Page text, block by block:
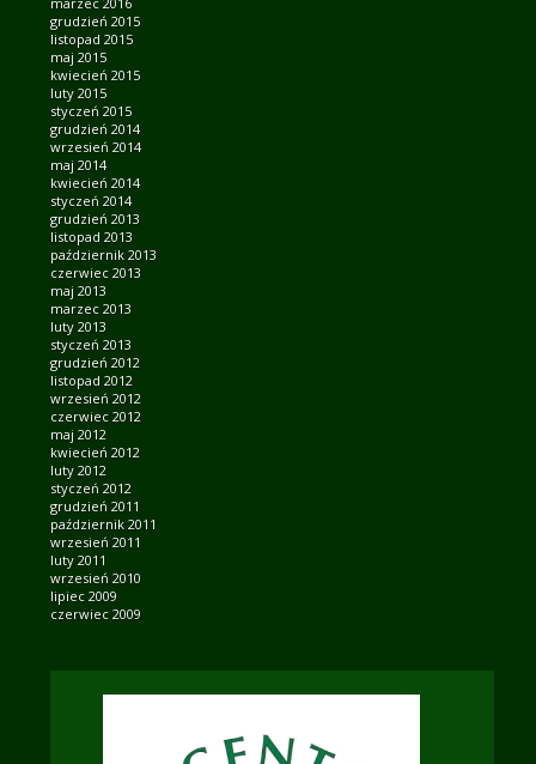
grudzień 2015
listopad 2015
maj 2015
kwiecień 2015
luty 2015
styczeń 2015
grudzień 2014
wrzesień 2014
maj 2014
kwiecień 2014
styczeń 2014
grudzień 2013
listopad 2013
październik 2013
czerwiec 2013
maj 2013
marzec 2013
luty 2013
styczeń 2013
grudzień 2012
listopad 2012
wrzesień 2012
czerwiec 2012
maj 2012
kwiecień 2012
luty 2012
styczeń 2012
grudzień 2011
październik 2011
wrzesień 2011
luty 2011
wrzesień 2010
lipiec 2009
czerwiec 2009